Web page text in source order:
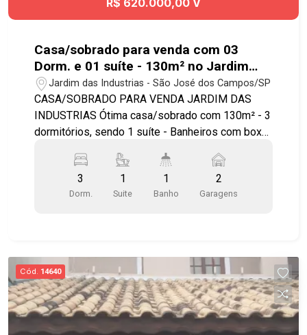
R$ 620.000,00 V
Casa/sobrado para venda com 03
Dorm. e 01 suíte - 130m² no Jardim
das Industrias
Jardim das Industrias - São José dos Campos/SP
CASA/SOBRADO PARA VENDA JARDIM DAS
INDUSTRIAS Ótima casa/sobrado com 130m² - 3
dormitórios, sendo 1 suíte - Banheiros com box
iluminação embutida - Cozinha planejada modelo
americana - Área de serviço - Quintal -
Churrasqueira - 2 vagas de garagem
3
Dorm.
1
Suite
1
Banho
2
Garagens
Cód. 14640